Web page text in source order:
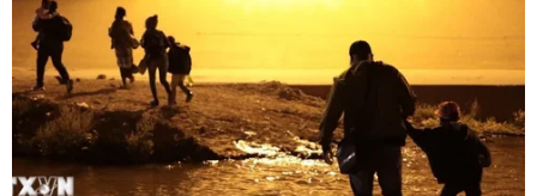
Cơ cấu, số lượng, chế độ
với hiệu trưởng, hiệu phó
khi sắp xếp cơ sở giáo dục
Phó Thủ tướng Phạm Thị
Thanh Trà dự lễ khởi công
xây Trường THPT Nam